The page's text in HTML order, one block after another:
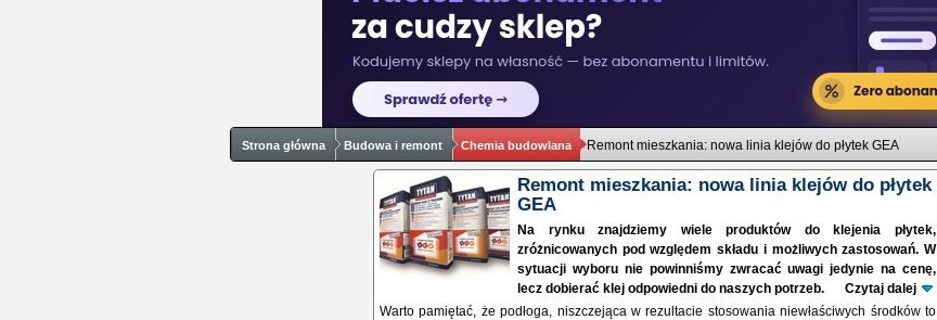
Strona główna Budowa i remont Chemia budowlana Remont mieszkania: nowa linia klejów do płytek GEA
Remont mieszkania: nowa linia klejów do płytek
GEA
Na rynku znajdziemy wiele produktów do klejenia płytek,
zróżnicowanych pod względem składu i możliwych zastosowań. W
sytuacji wyboru nie powinniśmy zwracać uwagi jedynie na cenę,
lecz dobierać klej odpowiedni do naszych potrzeb.
Czytaj dalej
Warto pamiętać, że podłoga, niszczejąca w rezultacie stosowania niewłaściwych środków to